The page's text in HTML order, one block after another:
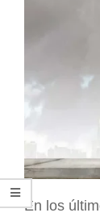
En los